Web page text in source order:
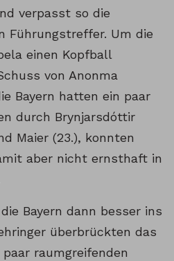
verpasst so die
Führungstreffer. Um die
einen Kopfball
von Anonma
Bayern hatten ein paar
durch Brynjarsdóttir
Maier (23.), konnten
aber nicht ernsthaft in
Bayern dann besser ins
überbrückten das
raumgreifenden